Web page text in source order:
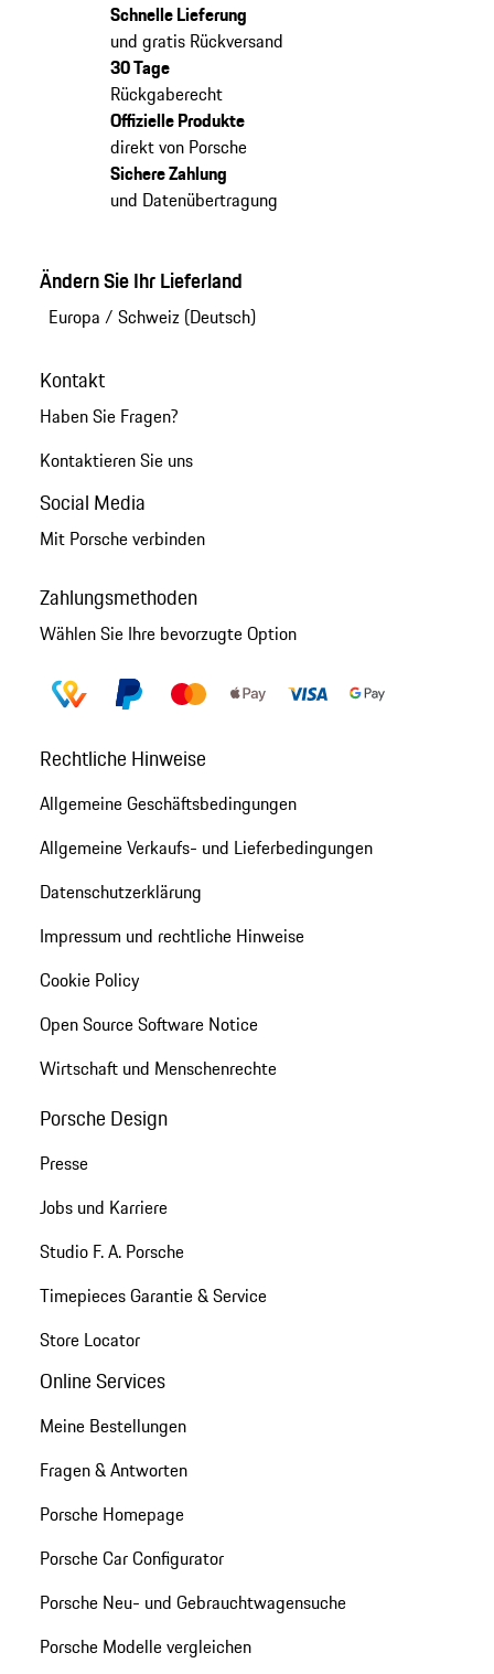
Schnelle Lieferung
und gratis Rückversand
30 Tage
Rückgaberecht
Offizielle Produkte
direkt von Porsche
Sichere Zahlung
und Datenübertragung
Ändern Sie Ihr Lieferland
Europa / Schweiz (Deutsch)
Kontakt
Haben Sie Fragen?
Kontaktieren Sie uns
Social Media
Mit Porsche verbinden
Zahlungsmethoden
Wählen Sie Ihre bevorzugte Option
Rechtliche Hinweise
Allgemeine Geschäftsbedingungen
Allgemeine Verkaufs- und Lieferbedingungen
Datenschutzerklärung
Impressum und rechtliche Hinweise
Cookie Policy
Open Source Software Notice
Wirtschaft und Menschenrechte
Porsche Design
Presse
Jobs und Karriere
Studio F. A. Porsche
Timepieces Garantie & Service
Store Locator
Online Services
Meine Bestellungen
Fragen & Antworten
Porsche Homepage
Porsche Car Configurator
Porsche Neu- und Gebrauchtwagensuche
Porsche Modelle vergleichen